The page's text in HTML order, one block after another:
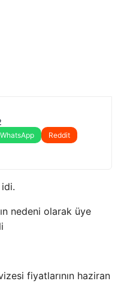
WhatsApp
Reddit
nedeni olarak üye
fiyatlarının haziran